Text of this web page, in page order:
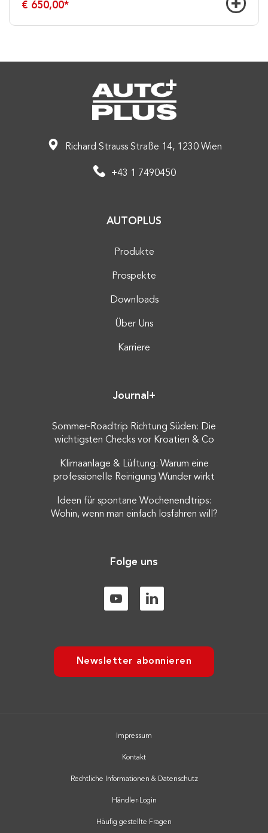
€ 650,00*
Richard Strauss Straße 14, 1230 Wien
+43 1 7490450
AUTOPLUS
Produkte
Prospekte
Downloads
Über Uns
Karriere
Journal+
Sommer-Roadtrip Richtung Süden: Die
wichtigsten Checks vor Kroatien & Co
Klimaanlage & Lüftung: Warum eine
professionelle Reinigung Wunder wirkt
Ideen für spontane Wochenendtrips:
Wohin, wenn man einfach losfahren will?
Folge uns
Newsletter abonnieren
Impressum
Kontakt
Rechtliche Informationen & Datenschutz
Händler-Login
Häufig gestellte Fragen